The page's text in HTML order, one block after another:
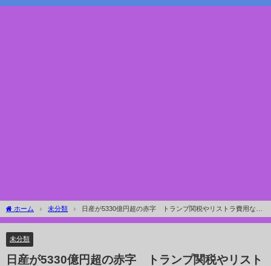
ホーム 未分類
日産が5330億円超の赤字 トランプ関税やリストラ費用など
影響し2年連続 2026年度は200億円黒字見通し（2026年05月14日）
未分類
日産が5330億円超の赤字 トランプ関税やリスト